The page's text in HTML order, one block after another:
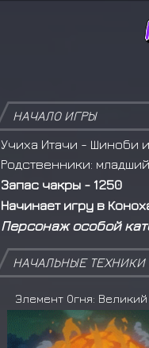
НАЧАЛО ИГРЫ
Учиха Итачи - Шиноби
Родственники:
Запас чакры - 1250
Начинает игру в
Персонаж особой
НАЧАЛЬНЫЕ ТЕХНИКИ